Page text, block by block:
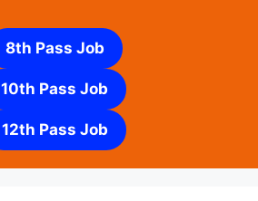
8th Pass Job
10th Pass Job
12th Pass Job